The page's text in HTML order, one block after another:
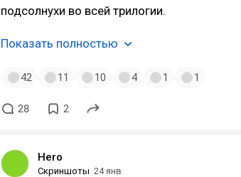
подсолнухи во всей трилогии.
Показать полностью
42 11 10 4 1 1
28 2
Hero
Скриншоты 24 янв